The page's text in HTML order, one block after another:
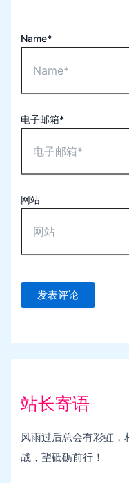
Name*
电子邮箱*
网站
站长寄语
风雨过后总会有彩虹
战，望砥砺前行！